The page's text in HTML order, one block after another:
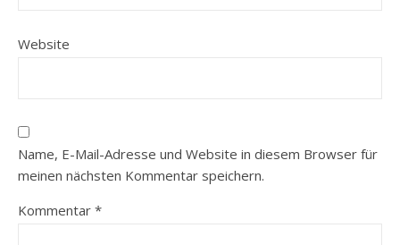
Website
Name, E-Mail-Adresse und Website in diesem Browser für
meinen nächsten Kommentar speichern.
Kommentar *